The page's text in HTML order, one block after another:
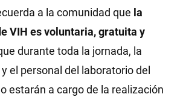
a la comunidad que la
VIH es voluntaria, gratuita y
durante toda la jornada, la
el personal del laboratorio del
estarán a cargo de la realización